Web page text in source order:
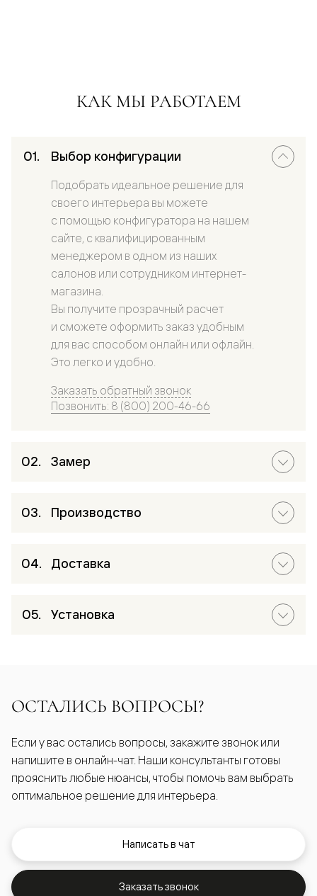
КАК МЫ РАБОТАЕМ
Выбор конфигурации
Подобрать идеальное решение для
своего интерьера вы можете
с помощью конфигуратора на нашем
сайте, с квалифицированным
менеджером в одном из наших
салонов или сотрудником интернет-
магазина.
Вы получите прозрачный расчет
и сможете оформить заказ удобным
для вас способом онлайн или офлайн.
Это легко и удобно.
Заказать обратный звонок
Позвонить: 8 (800) 200-46-66
Замер
Производство
Доставка
Установка
ОСТАЛИСЬ ВОПРОСЫ?
Если у вас остались вопросы, закажите звонок или
напишите в онлайн-чат. Наши консультанты готовы
прояснить любые нюансы, чтобы помочь вам выбрать
оптимальное решение для интерьера.
Написать в чат
Заказать звонок